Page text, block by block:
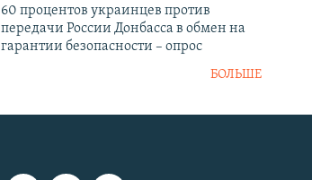
60 процентов украинцев против
передачи России Донбасса в обмен на
гарантии безопасности – опрос
БОЛЬШЕ